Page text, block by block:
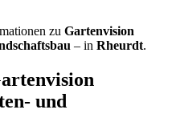
zu Gartenvision
– in Rheurdt.
und